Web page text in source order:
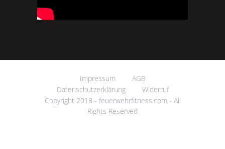
Impressum
AGB
Datenschutzerklärung
Widerruf
Copyright 2018 - feuerwehrfitness.com - All
Rights Reserved